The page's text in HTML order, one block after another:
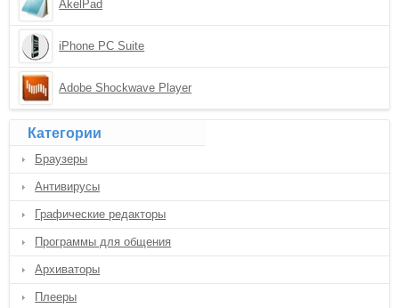
AkelPad
iPhone PC Suite
Adobe Shockwave Player
Категории
Браузеры
Антивирусы
Графические редакторы
Программы для общения
Архиваторы
Плееры